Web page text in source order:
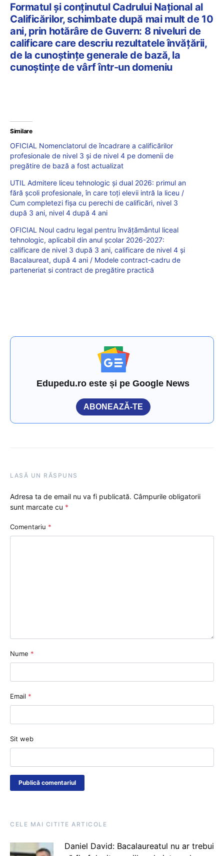
Formatul şi conţinutul Cadrului Național al
Calificărilor, schimbate după mai mult de 10
ani, prin hotărâre de Guvern: 8 niveluri de
calificare care descriu rezultatele învăţării,
de la cunoștințe generale de bază, la
cunoștințe de vârf într-un domeniu
Similare
OFICIAL Nomenclatorul de încadrare a calificărilor
profesionale de nivel 3 și de nivel 4 pe domenii de
pregătire de bază a fost actualizat
UTIL Admitere liceu tehnologic și dual 2026: primul an
fără școli profesionale, în care toți elevii intră la liceu /
Cum completezi fișa cu perechi de calificări, nivel 3
după 3 ani, nivel 4 după 4 ani
OFICIAL Noul cadru legal pentru învățământul liceal
tehnologic, aplicabil din anul școlar 2026-2027:
calificare de nivel 3 după 3 ani, calificare de nivel 4 și
Bacalaureat, după 4 ani / Modele contract-cadru de
parteneriat si contract de pregătire practică
Edupedu.ro este și pe Google News
ABONEAZĂ-TE
LASĂ UN RĂSPUNS
Adresa ta de email nu va fi publicată. Câmpurile obligatorii
sunt marcate cu *
Comentariu *
Nume *
Email *
Sit web
CELE MAI CITITE ARTICOLE
Daniel David: Bacalaureatul nu ar trebui